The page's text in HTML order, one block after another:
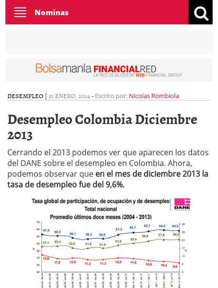
Toggle
navigation
Nominas
DESEMPLEO | 31 ENERO, 2014- Escrito por: Nicolas Rombiola
Desempleo Colombia Diciembre
2013
Cerrando el 2013 podemos ver que aparecen los datos
del DANE sobre el desempleo en Colombia. Ahora,
podemos observar que en el mes de diciembre 2013 la
tasa de desempleo fue del 9,6%.